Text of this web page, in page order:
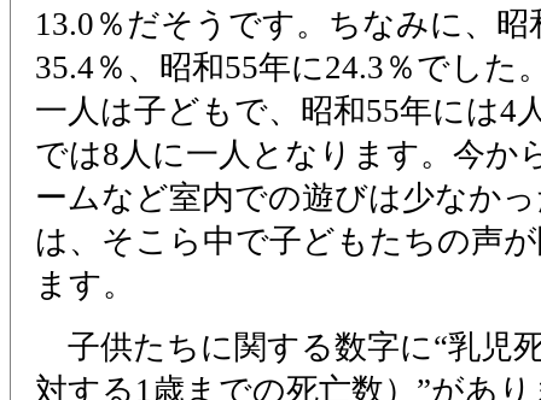
13.0％だそうです。ちなみに、昭
35.4％、昭和55年に24.3％でした
一人は子どもで、昭和55年には4
では8人に一人となります。今か
ームなど室内での遊びは少なか
は、そこら中で子どもたちの声
ます。
子供たちに関する数字に“乳児
対する1歳までの死亡数）”があ